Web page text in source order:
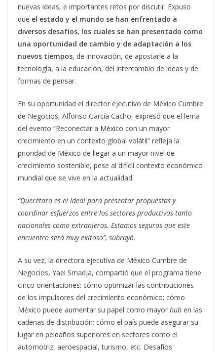
nuevas ideas, e importantes retos por discutir. Expuso
que el estado y el mundo se han enfrentado a
diversos desafíos, los cuales se han presentado como
una oportunidad de cambio y de adaptación a los
nuevos tiempos, de innovación, de apostarle a la
tecnología, a la educación, del intercambio de ideas y de
formas de pensar.
En su oportunidad el director ejecutivo de México Cumbre
de Negocios, Alfonso García Cacho, expresó que el lema
del evento “Reconectar a México con un mayor
crecimiento en un contexto global volátil” refleja la
prioridad de México de llegar a un mayor nivel de
crecimiento sostenible, pese al difícil contexto económico
mundial que se vive en la actualidad.
“Querétaro es el ideal para presentar propuestas y
coordinar esfuerzos entre los sectores productivos tanto
nacionales como extranjeros. Estamos seguros que este
encuentro será muy exitoso”, subrayó.
A su vez, la directora ejecutiva de México Cumbre de
Negocios, Yael Smadja, compartió que el programa tiene
cinco orientaciones: cómo optimizar las contribuciones
de los impulsores del crecimiento económico; cómo
México puede aumentar su papel como mayor hub en las
cadenas de distribución; cómo el país puede asegurar su
lugar en peldaños superiores en sectores como el
automotriz, aeroespacial, turismo, etc. Desafíos